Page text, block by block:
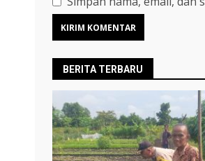
BERITA TERBARU